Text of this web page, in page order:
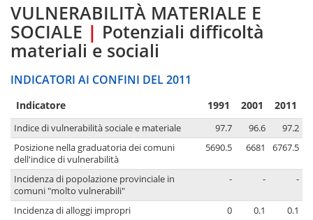
VULNERABILITÀ MATERIALE E
SOCIALE | Potenziali difficoltà
materiali e sociali
INDICATORI AI CONFINI DEL 2011
Indicatore 1991 2001 2011
Indice di vulnerabilità sociale e materiale 97.7 96.6
97.2
Posizione nella graduatoria dei comuni
dell'indice di vulnerabilità
5690.5 6681 6767.5
Incidenza di popolazione provinciale in
comuni "molto vulnerabili"
- - -
Incidenza di alloggi impropri 0 0.1
0.1